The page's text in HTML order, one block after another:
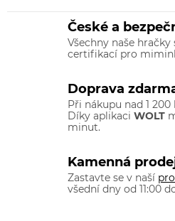
České a
Všechny naše
certifikací pro
Doprava
Při nákupu nad 1
Díky aplikaci WOLT
minut.
Kamenná
Zastavte se v naší
všední dny od 11:00